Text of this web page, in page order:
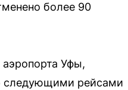
более 90
Уфы,
следующими рейсами